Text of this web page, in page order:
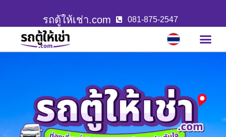
รถตู้ให้เช่า.com 081-875-2547